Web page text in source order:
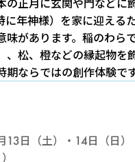
の正月に玄関や門などに
に年神様）を家に迎える
味があります。稲のわら
、松、橙などの縁起物を
ならではの創作体験です
日（土）・14日（日）